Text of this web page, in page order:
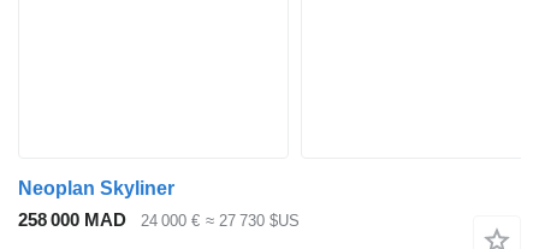
Neoplan Skyliner
258 000 MAD
24 000 € ≈ 27 730 $US